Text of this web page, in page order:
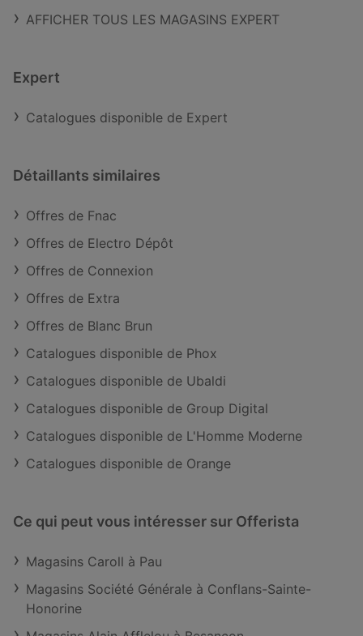
AFFICHER TOUS LES MAGASINS EXPERT
Expert
Catalogues disponible de Expert
Détaillants similaires
Offres de Fnac
Offres de Electro Dépôt
Offres de Connexion
Offres de Extra
Offres de Blanc Brun
Catalogues disponible de Phox
Catalogues disponible de Ubaldi
Catalogues disponible de Group Digital
Catalogues disponible de L'Homme Moderne
Catalogues disponible de Orange
Ce qui peut vous intéresser sur Offerista
Magasins Caroll à Pau
Magasins Société Générale à Conflans-Sainte-
Honorine